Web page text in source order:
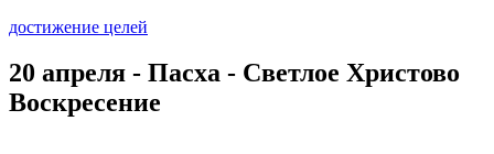
достижение целей
20 апреля - Пасха - Светлое Христово
Воскресение